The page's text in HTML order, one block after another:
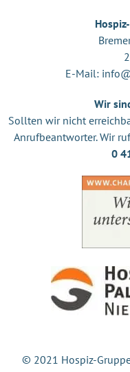
E-Mail:
Wir
Sollten wir nicht
Anrufbeantworter.
0
© 2021 Hospiz-Gruppe